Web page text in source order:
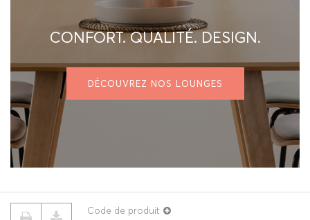
CONFORT. QUALITÉ. DESIGN.
DÉCOUVREZ NOS LOUNGES
Code de produit